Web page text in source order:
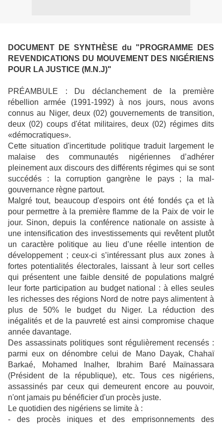
DOCUMENT DE SYNTHÈSE du "PROGRAMME DES
REVENDICATIONS DU MOUVEMENT DES NIGÉRIENS
POUR LA JUSTICE (M.N.J)"
PRÉAMBULE : Du déclanchement de la première
rébellion armée (1991-1992) à nos jours, nous avons
connus au Niger, deux (02) gouvernements de transition,
deux (02) coups d'état militaires, deux (02) régimes dits
«démocratiques».
Cette situation d'incertitude politique traduit largement le
malaise des communautés nigériennes d’adhérer
pleinement aux discours des différents régimes qui se sont
succédés : la corruption gangrène le pays ; la mal-
gouvernance règne partout.
Malgré tout, beaucoup d'espoirs ont été fondés ça et là
pour permettre à la première flamme de la Paix de voir le
jour. Sinon, depuis la conférence nationale on assiste à
une intensification des investissements qui revêtent plutôt
un caractère politique au lieu d’une réelle intention de
développement ; ceux-ci s’intéressant plus aux zones à
fortes potentialités électorales, laissant à leur sort celles
qui présentent une faible densité de populations malgré
leur forte participation au budget national : à elles seules
les richesses des régions Nord de notre pays alimentent à
plus de 50% le budget du Niger. La réduction des
inégalités et de la pauvreté est ainsi compromise chaque
année davantage.
Des assassinats politiques sont régulièrement recensés :
parmi eux on dénombre celui de Mano Dayak, Chahaï
Barkaé, Mohamed Inalher, Ibrahim Baré Maïnassara
(Président de la république), etc. Tous ces nigériens,
assassinés par ceux qui demeurent encore au pouvoir,
n'ont jamais pu bénéficier d'un procès juste.
Le quotidien des nigériens se limite à :
- des procès iniques et des emprisonnements des